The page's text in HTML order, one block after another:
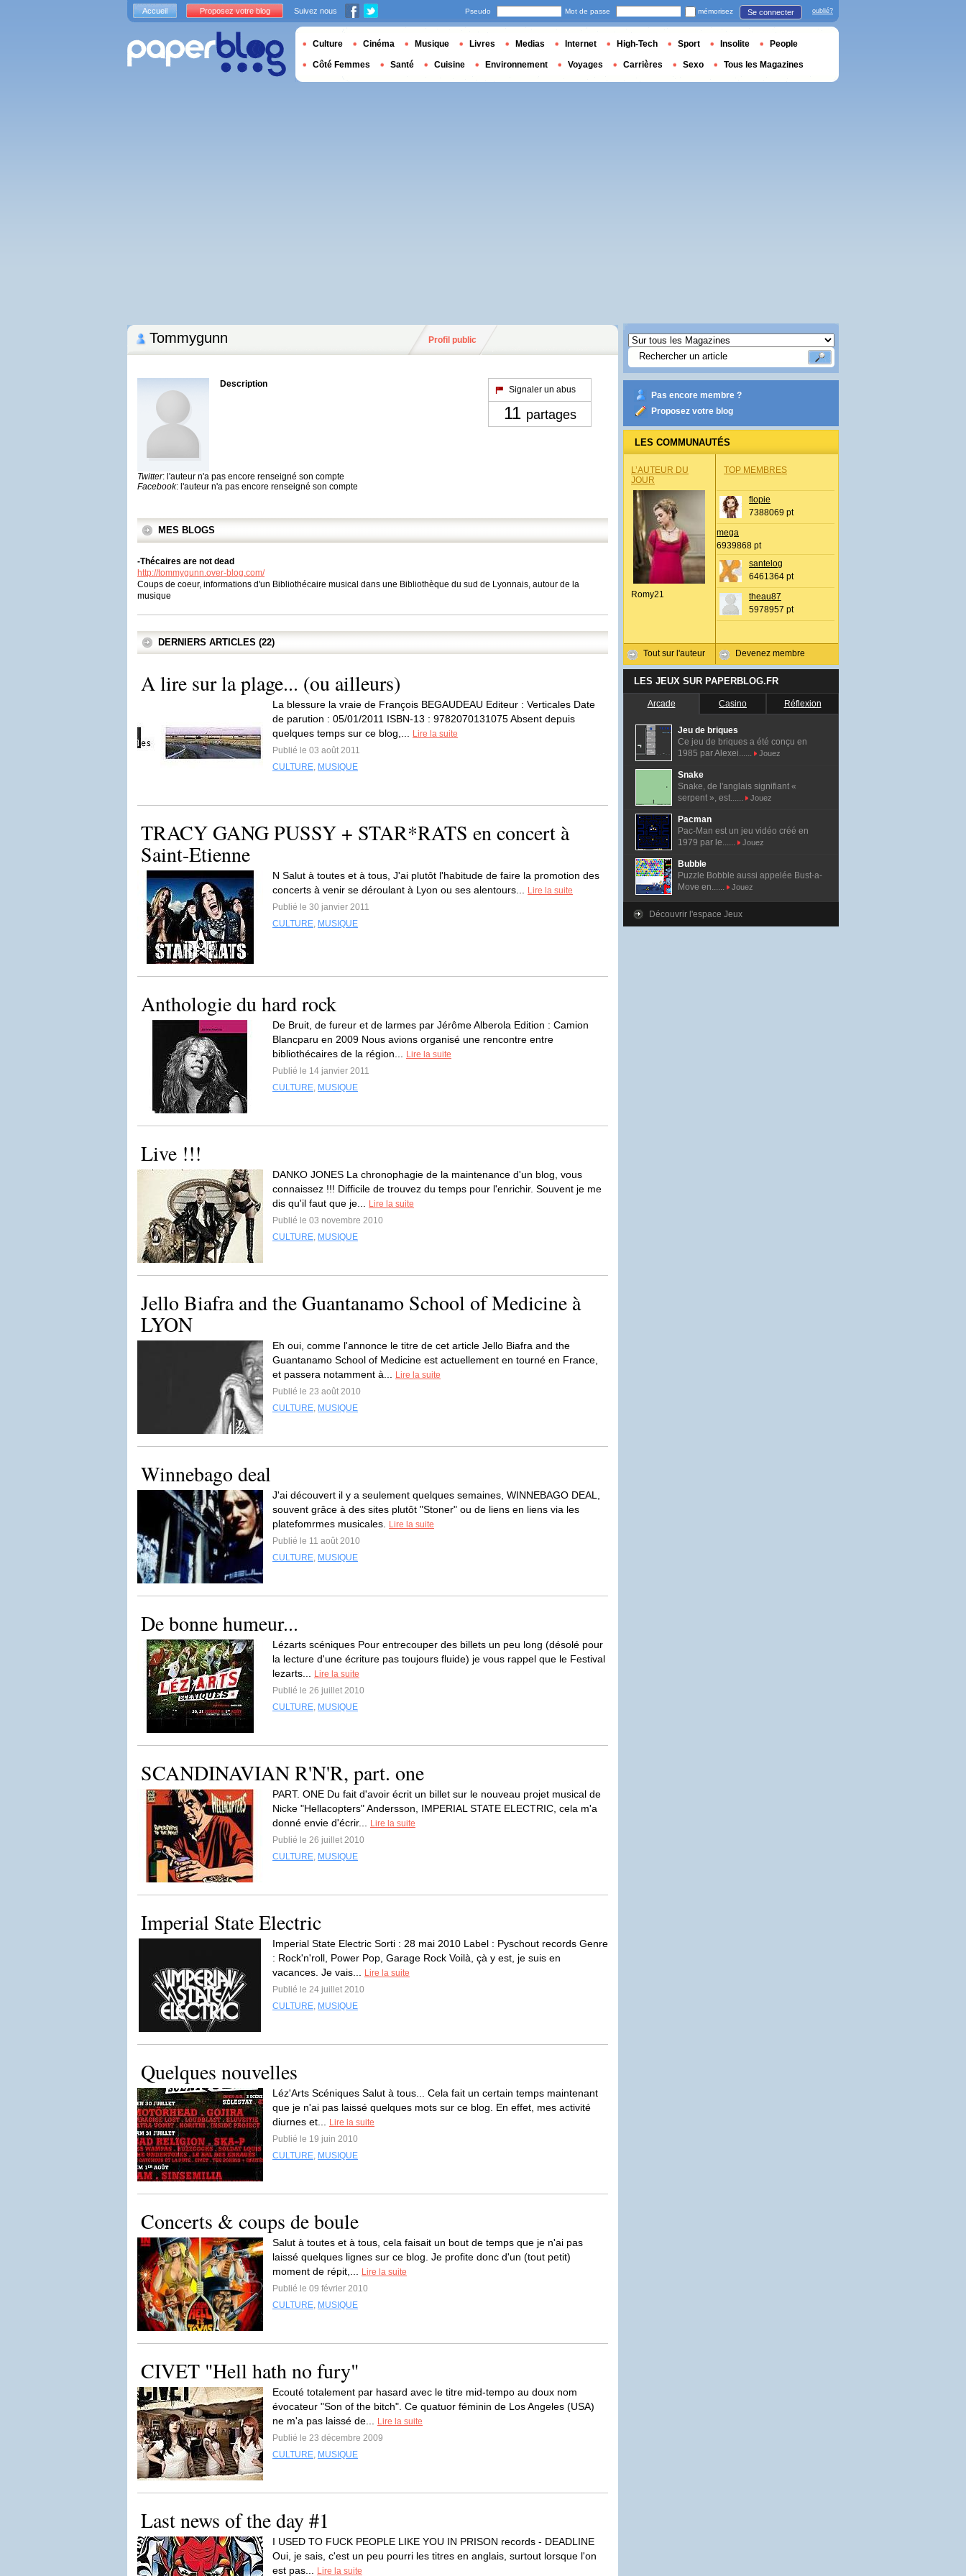
Tommygunn Profil public
Description
Twitter: l'auteur n'a pas encore renseigné son compte
Facebook: l'auteur n'a pas encore renseigné son compte
Signaler un abus
11 partages
MES BLOGS
-Thécaires are not dead
http://tommygunn.over-blog.com/
Coups de coeur, informations d'un Bibliothécaire musical dans une Bibliothèque du sud de Lyonnais, autour de la
musique
DERNIERS ARTICLES (22)
A lire sur la plage... (ou ailleurs)
La blessure la vraie de François BEGAUDEAU Editeur : Verticales Date
de parution : 05/01/2011 ISBN-13 : 9782070131075 Absent depuis
quelques temps sur ce blog,...
Lire la suite
Publié le 03 août 2011
CULTURE, MUSIQUE
TRACY GANG PUSSY + STAR*RATS en concert à
Saint-Etienne
N Salut à toutes et à tous, J'ai plutôt l'habitude de faire la promotion des
concerts à venir se déroulant à Lyon ou ses alentours...
Lire la suite
Publié le 30 janvier 2011
CULTURE, MUSIQUE
Anthologie du hard rock
De Bruit, de fureur et de larmes par Jérôme Alberola Edition : Camion
Blancparu en 2009 Nous avions organisé une rencontre entre
bibliothécaires de la région...
Lire la suite
Publié le 14 janvier 2011
CULTURE, MUSIQUE
Live !!!
DANKO JONES La chronophagie de la maintenance d'un blog, vous
connaissez !!! Difficile de trouvez du temps pour l'enrichir. Souvent je me
dis qu'il faut que je...
Lire la suite
Publié le 03 novembre 2010
CULTURE, MUSIQUE
Jello Biafra and the Guantanamo School of Medicine à
LYON
Eh oui, comme l'annonce le titre de cet article Jello Biafra and the
Guantanamo School of Medicine est actuellement en tourné en France,
et passera notamment à...
Lire la suite
Publié le 23 août 2010
CULTURE, MUSIQUE
Winnebago deal
J'ai découvert il y a seulement quelques semaines, WINNEBAGO DEAL,
souvent grâce à des sites plutôt "Stoner" ou de liens en liens via les
platefomrmes musicales.
Lire la suite
Publié le 11 août 2010
CULTURE, MUSIQUE
De bonne humeur...
Lézarts scéniques Pour entrecouper des billets un peu long (désolé pour
la lecture d'une écriture pas toujours fluide) je vous rappel que le Festival
lezarts...
Lire la suite
Publié le 26 juillet 2010
CULTURE, MUSIQUE
SCANDINAVIAN R'N'R, part. one
PART. ONE Du fait d'avoir écrit un billet sur le nouveau projet musical de
Nicke "Hellacopters" Andersson, IMPERIAL STATE ELECTRIC, cela m'a
donné envie d'écrir...
Lire la suite
Publié le 26 juillet 2010
CULTURE, MUSIQUE
Imperial State Electric
Imperial State Electric Sorti : 28 mai 2010 Label : Pyschout records Genre
: Rock'n'roll, Power Pop, Garage Rock Voilà, çà y est, je suis en
vacances. Je vais...
Lire la suite
Publié le 24 juillet 2010
CULTURE, MUSIQUE
Quelques nouvelles
Léz'Arts Scéniques Salut à tous... Cela fait un certain temps maintenant
que je n'ai pas laissé quelques mots sur ce blog. En effet, mes activité
diurnes et...
Lire la suite
Publié le 19 juin 2010
CULTURE, MUSIQUE
Concerts & coups de boule
Salut à toutes et à tous, cela faisait un bout de temps que je n'ai pas
laissé quelques lignes sur ce blog. Je profite donc d'un (tout petit)
moment de répit,...
Lire la suite
Publié le 09 février 2010
CULTURE, MUSIQUE
CIVET "Hell hath no fury"
Ecouté totalement par hasard avec le titre mid-tempo au doux nom
évocateur "Son of the bitch". Ce quatuor féminin de Los Angeles (USA)
ne m'a pas laissé de...
Lire la suite
Publié le 23 décembre 2009
CULTURE, MUSIQUE
Last news of the day #1
I USED TO FUCK PEOPLE LIKE YOU IN PRISON records - DEADLINE
Oui, je sais, c'est un peu pourri les titres en anglais, surtout lorsque l'on
est pas...
Lire la suite
Pas encore membre ?
Proposez votre blog
LES COMMUNAUTÉS
L’AUTEUR DU
JOUR
Romy21
Tout sur l'auteur
TOP MEMBRES
flopie
7388069 pt
mega
6939868 pt
santelog
6461364 pt
theau87
5978957 pt
Devenez membre
LES JEUX SUR PAPERBLOG.FR
Arcade Casino Réflexion
Jeu de briques
Ce jeu de briques a été conçu en
1985 par Alexei......
Jouez
Snake
Snake, de l'anglais signifiant «
serpent », est......
Jouez
Pacman
Pac-Man est un jeu vidéo créé en
1979 par le......
Jouez
Bubble
Puzzle Bobble aussi appelée Bust-a-
Move en......
Jouez
Découvrir l'espace Jeux
Accueil Proposez votre blog Suivez nous Pseudo Mot de passe mémorisez Se connecter oublié?
Culture Cinéma Musique Livres Medias Internet High-Tech Sport Insolite People
Côté Femmes Santé Cuisine Environnement Voyages Carrières Sexo Tous les Magazines